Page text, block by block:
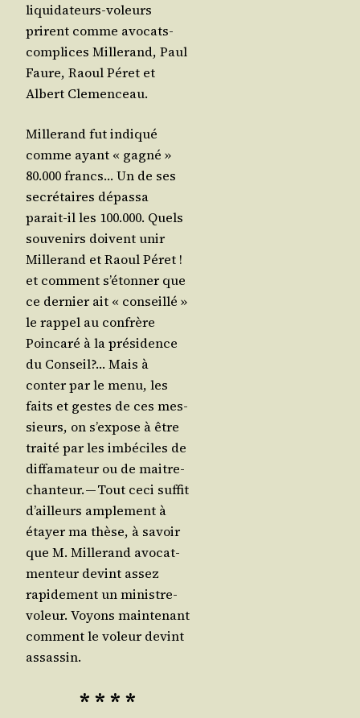
liqui­da­teurs-voleurs
prirent comme avo­cats-
com­plices Mil­le­rand, Paul
Faure, Raoul Péret et
Albert Clemenceau.
Mil­le­rand fut indi­qué
comme ayant « gagné »
80.000 francs… Un de ses
secré­taires dépas­sa
parait-il les 100.000. Quels
sou­ve­nirs doivent unir
Mil­le­rand et Raoul Péret !
et com­ment s’é­ton­ner que
ce der­nier ait « conseillé »
le rap­pel au confrère
Poin­ca­ré à la pré­si­dence
du Conseil?… Mais à
conter par le menu, les
faits et gestes de ces mes­
sieurs, on s’ex­pose à être
trai­té par les imbé­ciles de
dif­fa­ma­teur ou de maitre-
chan­teur. — Tout ceci suf­fit
d’ailleurs ample­ment à
étayer ma thèse, à savoir
que M. Mil­le­rand avo­cat-
men­teur devint assez
rapi­de­ment un ministre-
voleur. Voyons main­te­nant
com­ment le voleur devint
assassin.
* * * *